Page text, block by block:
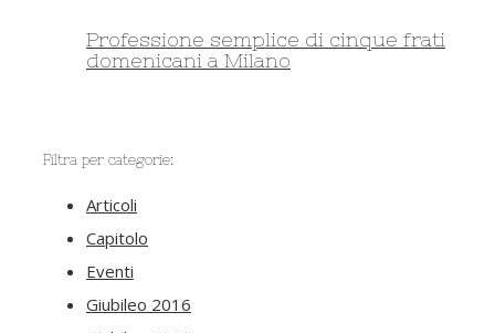
Professione semplice di cinque frati
domenicani a Milano
Filtra per categorie:
Articoli
Capitolo
Eventi
Giubileo 2016